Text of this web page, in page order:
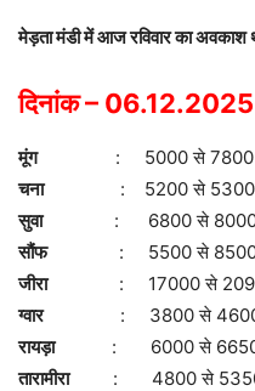
मेड़ता मंडी में आज रविवार का अवकाश
दिनांक – 06.12.2025
मूंग: 5000 से 7800
चना : 5200 से 5300
सुवा : 6800 से
सौंफ
: 5500 से
जीरा : 17000 से
ग्वार
: 3800 से
रायड़ा : 6000 से
तारामीरा: 4800 से